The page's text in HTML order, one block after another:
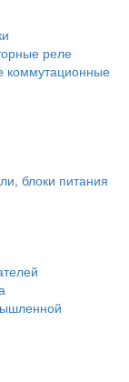
реле
коммутационные
блоки питания